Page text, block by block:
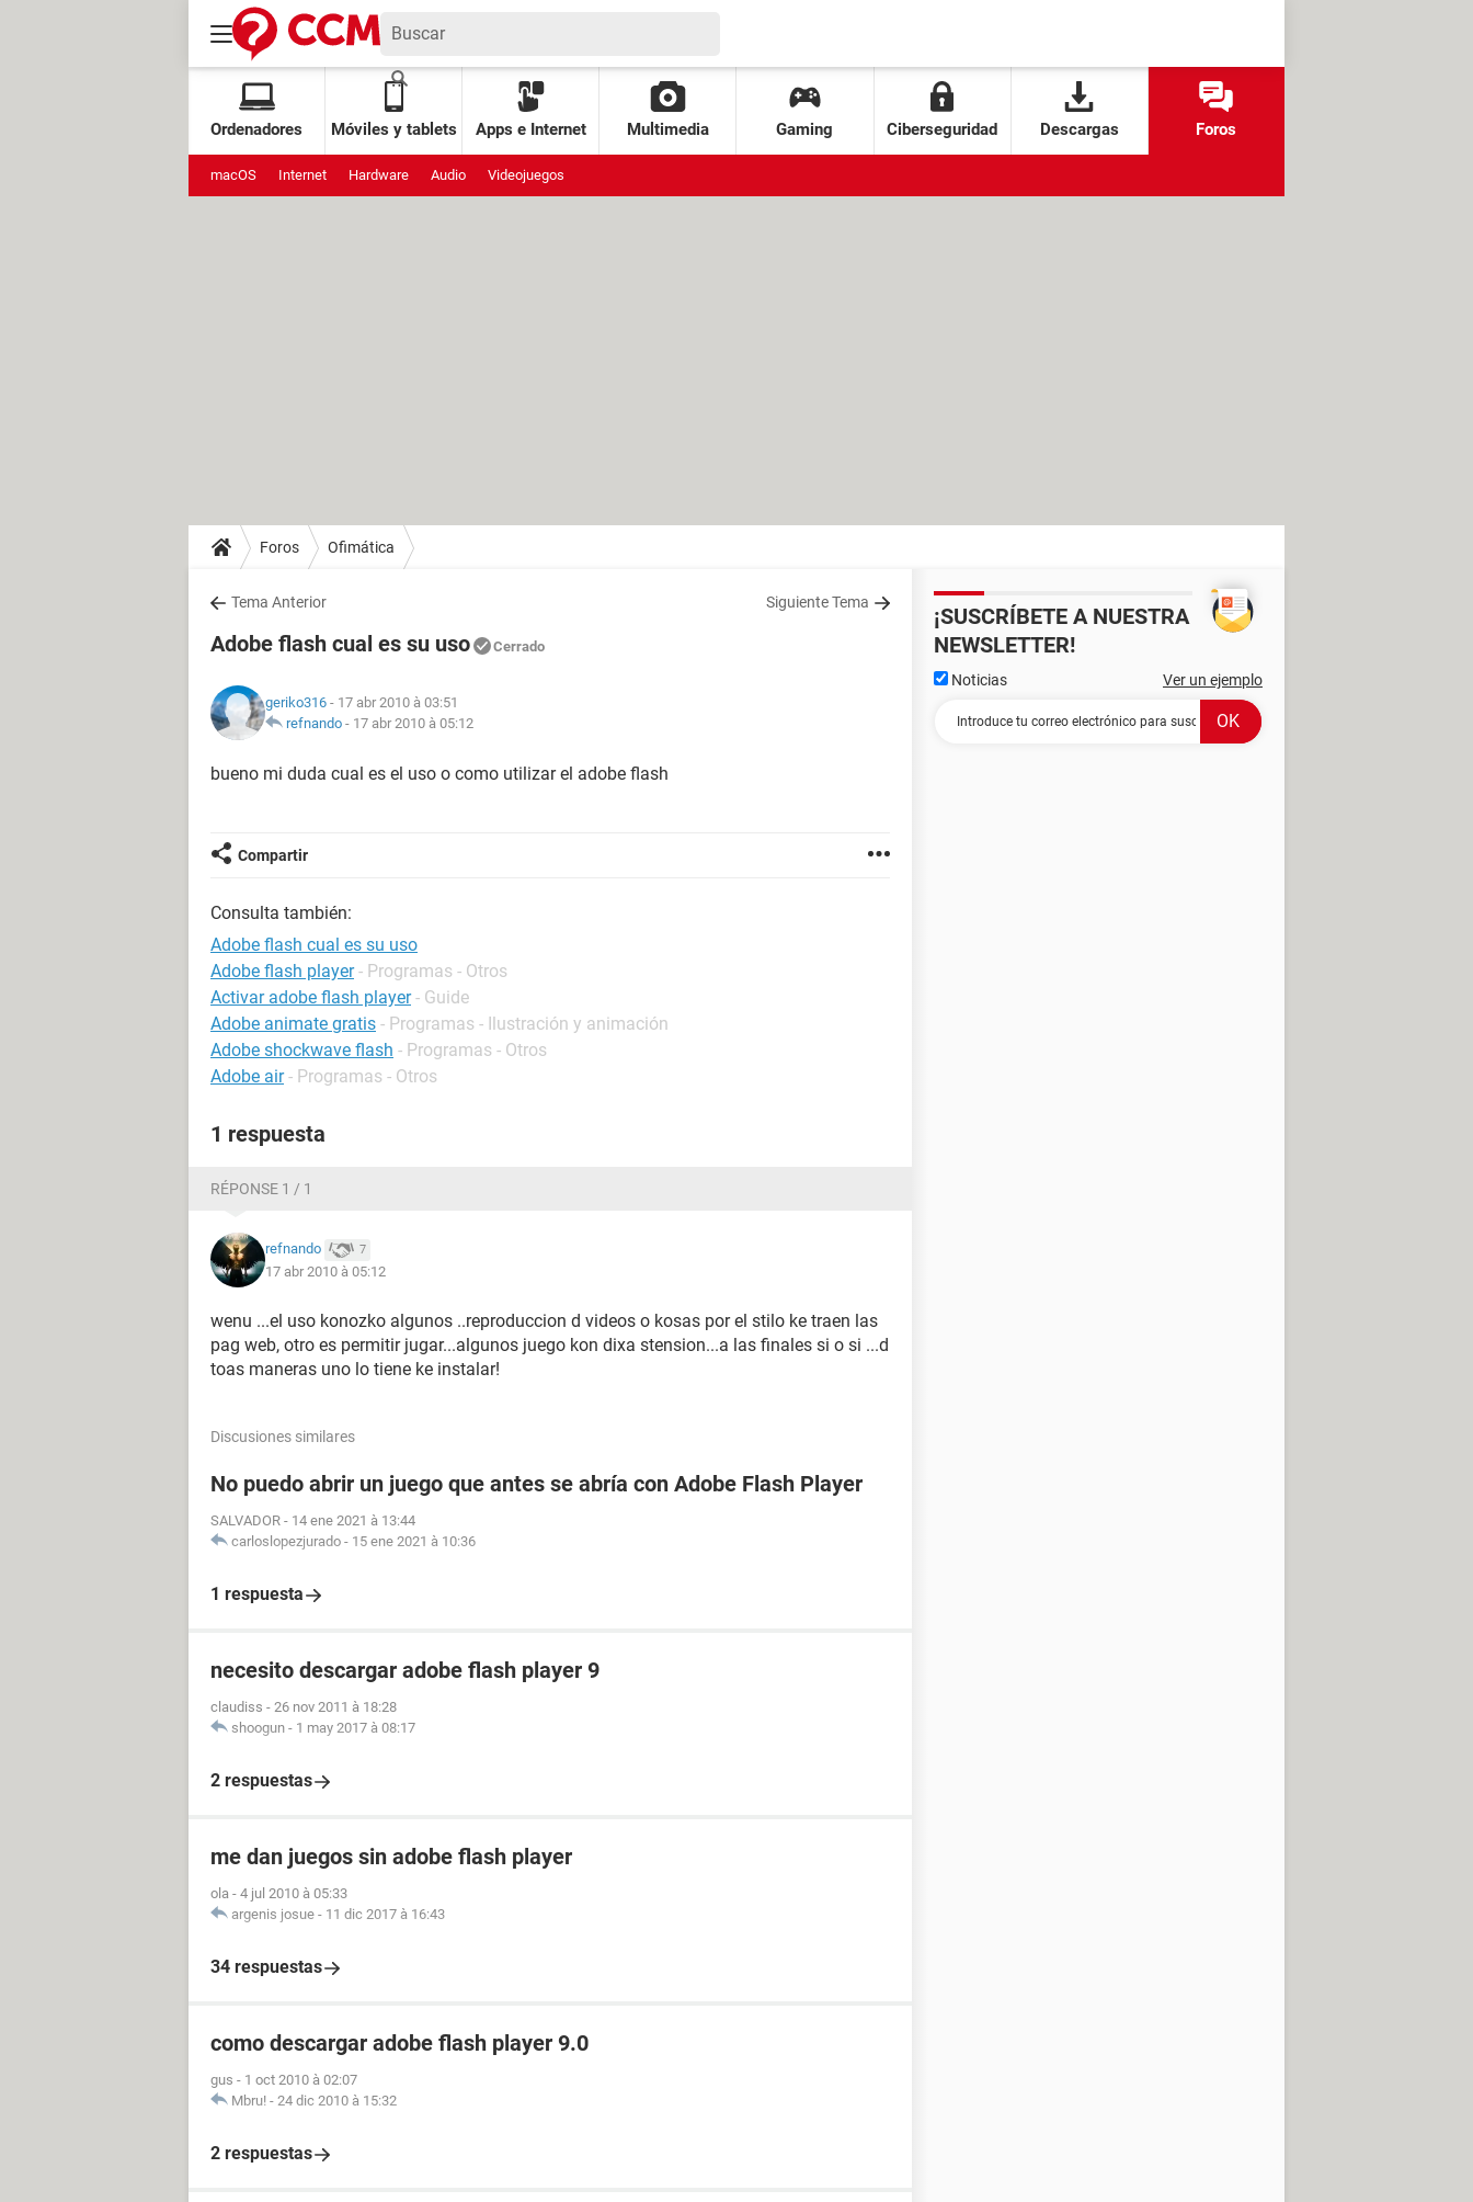
Ordenadores Móviles y tablets Apps e Internet Multimedia Gaming Ciberseguridad Descargas Foros
macOS Internet Hardware Audio Videojuegos
Foros Ofimática
Tema Anterior Siguiente Tema
Adobe flash cual es su uso Cerrado
geriko316 - 17 abr 2010 à 03:51
refnando - 17 abr 2010 à 05:12
bueno mi duda cual es el uso o como utilizar el adobe flash
Compartir
Consulta también:
Adobe flash cual es su uso
Adobe flash player - Programas - Otros
Activar adobe flash player - Guide
Adobe animate gratis - Programas - Ilustración y animación
Adobe shockwave flash - Programas - Otros
Adobe air - Programas - Otros
1 respuesta
RÉPONSE 1 / 1
refnando 7
17 abr 2010 à 05:12
wenu ...el uso konozko algunos ..reproduccion d videos o kosas por el stilo ke traen las
pag web, otro es permitir jugar...algunos juego kon dixa stension...a las finales si o si ...d
toas maneras uno lo tiene ke instalar!
Discusiones similares
No puedo abrir un juego que antes se abría con Adobe Flash Player
SALVADOR - 14 ene 2021 à 13:44
carloslopezjurado - 15 ene 2021 à 10:36
1 respuesta
necesito descargar adobe flash player 9
claudiss - 26 nov 2011 à 18:28
shoogun - 1 may 2017 à 08:17
2 respuestas
me dan juegos sin adobe flash player
ola - 4 jul 2010 à 05:33
argenis josue - 11 dic 2017 à 16:43
34 respuestas
como descargar adobe flash player 9.0
gus - 1 oct 2010 à 02:07
Mbru! - 24 dic 2010 à 15:32
2 respuestas
¡SUSCRÍBETE A NUESTRA
NEWSLETTER!
Noticias Ver un ejemplo